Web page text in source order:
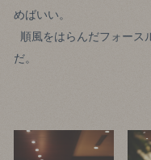
めばいい。
順風をはらんだフォース
だ。